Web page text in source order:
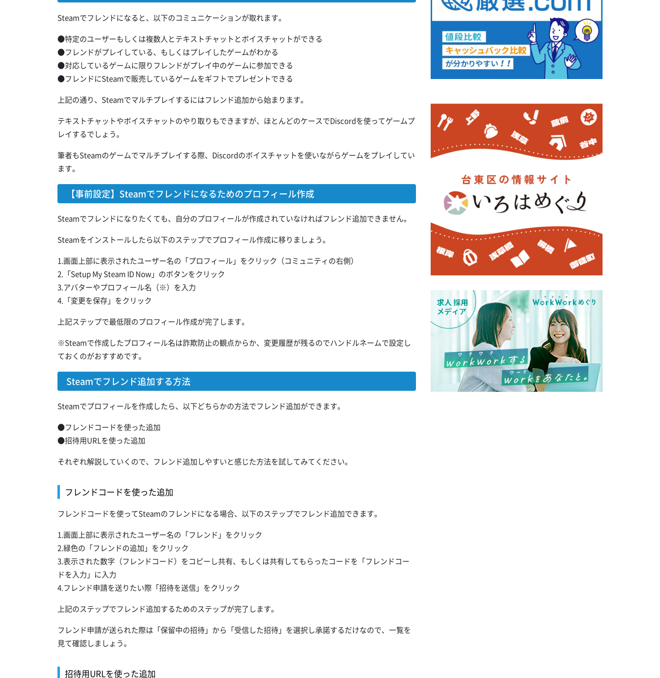
Steamでフレンドになると、以下のコミュニケーションが取れます。
●特定のユーザーもしくは複数人とテキストチャットとボイスチャットができる
●フレンドがプレイしている、もしくはプレイしたゲームがわかる
●対応しているゲームに限りフレンドがプレイ中のゲームに参加できる
●フレンドにSteamで販売しているゲームをギフトでプレゼントできる
上記の通り、Steamでマルチプレイするにはフレンド追加から始まります。
テキストチャットやボイスチャットのやり取りもできますが、ほとんどのケースでDiscordを使ってゲームプ
レイするでしょう。
筆者もSteamのゲームでマルチプレイする際、Discordのボイスチャットを使いながらゲームをプレイしてい
ます。
【事前設定】Steamでフレンドになるためのプロフィール作成
Steamでフレンドになりたくても、自分のプロフィールが作成されていなければフレンド追加できません。
Steamをインストールしたら以下のステップでプロフィール作成に移りましょう。
1.画面上部に表示されたユーザー名の「プロフィール」をクリック（コミュニティの右側）
2.「Setup My Steam ID Now」のボタンをクリック
3.アバターやプロフィール名（※）を入力
4.「変更を保存」をクリック
上記ステップで最低限のプロフィール作成が完了します。
※Steamで作成したプロフィール名は詐欺防止の観点からか、変更履歴が残るのでハンドルネームで設定し
ておくのがおすすめです。
Steamでフレンド追加する方法
Steamでプロフィールを作成したら、以下どちらかの方法でフレンド追加ができます。
●フレンドコードを使った追加
●招待用URLを使った追加
それぞれ解説していくので、フレンド追加しやすいと感じた方法を試してみてください。
フレンドコードを使った追加
フレンドコードを使ってSteamのフレンドになる場合、以下のステップでフレンド追加できます。
1.画面上部に表示されたユーザー名の「フレンド」をクリック
2.緑色の「フレンドの追加」をクリック
3.表示された数字（フレンドコード）をコピーし共有、もしくは共有してもらったコードを「フレンドコー
ドを入力」に入力
4.フレンド申請を送りたい際「招待を送信」をクリック
上記のステップでフレンド追加するためのステップが完了します。
フレンド申請が送られた際は「保留中の招待」から「受信した招待」を選択し承諾するだけなので、一覧を
見て確認しましょう。
招待用URLを使った追加